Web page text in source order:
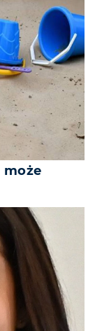
może